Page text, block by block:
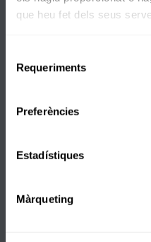
que heu fet dels seus
Requeriments
Preferències
Estadístiques
Màrqueting
Dades de contacte